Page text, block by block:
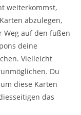
weiterkommst,
abzulegen,
auf den füßen
deine
Vielleicht
Du
diese Karten
das